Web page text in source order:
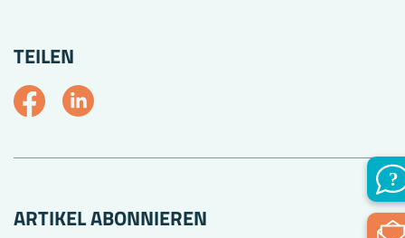
TEILEN
ARTIKEL ABONNIEREN